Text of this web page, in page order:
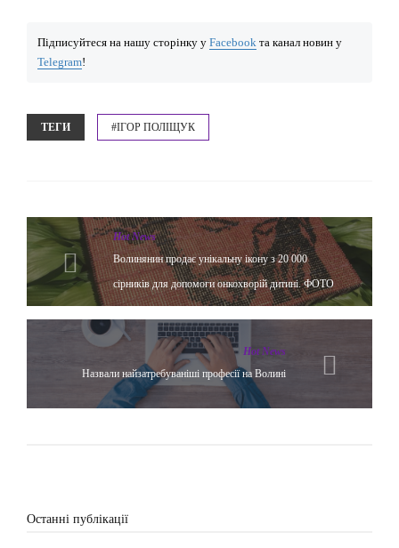
Підписуйтеся на нашу сторінку у Facebook та канал новин у
Telegram!
ТЕГИ #ІГОР ПОЛІЩУК
Hot News
Волинянин продає унікальну ікону з 20 000
сірників для допомоги онкохворій дитині. ФОТО
Hot News
Назвали найзатребуваніші професії на Волині
Останні публікації